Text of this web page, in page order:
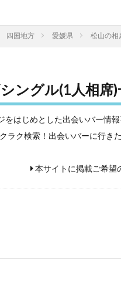
四国地方 愛媛県 松山の相
ングル(1人相席)
をはじめとした出会いバー情
ラク検索！出会いバーに行き
本サイトに掲載ご希望